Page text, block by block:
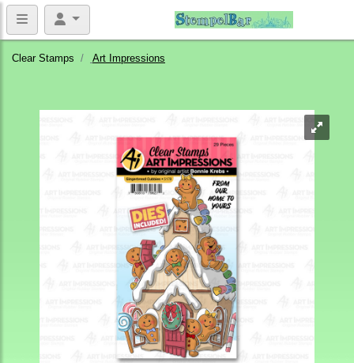
Clear Stamps Art Impressions